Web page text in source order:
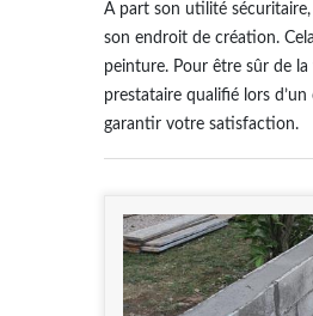
A part son utilité
son endroit de création.
peinture. Pour être sûr de
prestataire qualifié lors
garantir votre satisfaction.